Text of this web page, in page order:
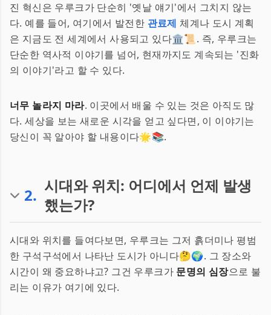
진 혁신은 우루크가 단순히 '옛날 얘기'에서 그치지 않는
다. 예를 들어, 여기에서 발전한 관료제 체계나 도시 계획
은 지금도 전 세계에서 사용되고 있다🏛️📜. 즉, 우루크는
단순한 역사적 이야기를 넘어, 현재까지도 계속되는 '진화
의 이야기'라고 할 수 있다.
너무 놀라지 마라. 이곳에서 배울 수 있는 것은 아직도 많
다. 세상을 보는 새로운 시각을 얻고 싶다면, 이 이야기는
당신이 꼭 알아야 할 내용이다🌟📚.
2. 시대와 위치: 어디에서 언제 발생
했는가?
시대와 위치를 들여다보면, 우루크는 그저 흙더미나 평범
한 구석구석에서 나타난 도시가 아니다🤔🌍. 그 장소와
시간이 왜 중요하냐고? 그건 우루크가 문명의 심장으로 불
리는 이유가 여기에 있다.